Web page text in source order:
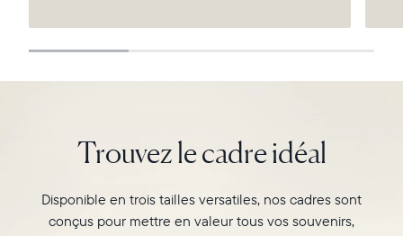
Continuer
Trouvez le cadre idéal
Disponible en trois tailles versatiles, nos cadres sont
conçus pour mettre en valeur tous vos souvenirs,